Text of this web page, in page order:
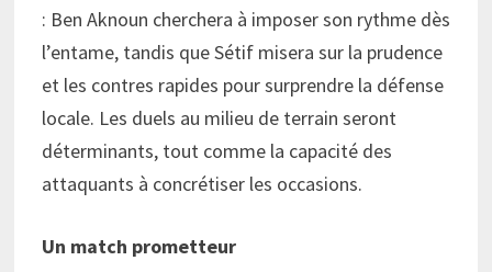
: Ben Aknoun cherchera à imposer son rythme dès
l’entame, tandis que Sétif misera sur la prudence
et les contres rapides pour surprendre la défense
locale. Les duels au milieu de terrain seront
déterminants, tout comme la capacité des
attaquants à concrétiser les occasions.
Un match prometteur